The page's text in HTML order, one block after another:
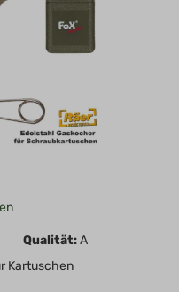
Qualität:A
Kartuschen